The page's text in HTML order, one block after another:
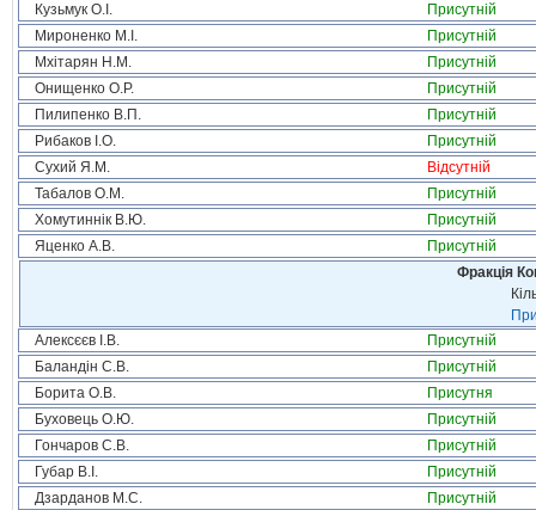
Кузьмук О.І.
Присутній
Мироненко М.І.
Присутній
Мхітарян Н.М.
Присутній
Онищенко О.Р.
Присутній
Пилипенко В.П.
Присутній
Рибаков І.О.
Присутній
Сухий Я.М.
Відсутній
Табалов О.М.
Присутній
Хомутиннік В.Ю.
Присутній
Яценко А.В.
Присутній
Фракція
Алексєєв І.В.
Присутній
Баландін С.В.
Присутній
Борита О.В.
Присутня
Буховець О.Ю.
Присутній
Гончаров С.В.
Присутній
Губар В.І.
Присутній
Дзарданов М.С.
Присутній